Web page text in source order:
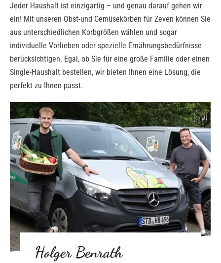
Jeder Haushalt ist einzigartig – und genau darauf gehen wir
ein! Mit unseren Obst-und Gemüsekörben für Zeven können Sie
aus unterschiedlichen Korbgrößen wählen und sogar
individuelle Vorlieben oder spezielle Ernährungsbedürfnisse
berücksichtigen. Egal, ob Sie für eine große Familie oder einen
Single-Haushalt bestellen, wir bieten Ihnen eine Lösung, die
perfekt zu Ihnen passt.
Holger Benrath